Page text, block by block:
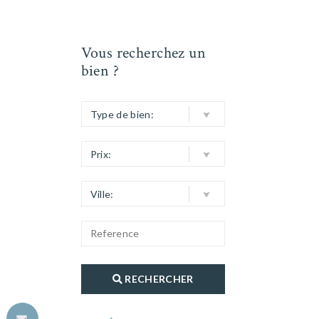
Vous recherchez un
bien ?
Type de bien:
Prix:
Ville:
RECHERCHER